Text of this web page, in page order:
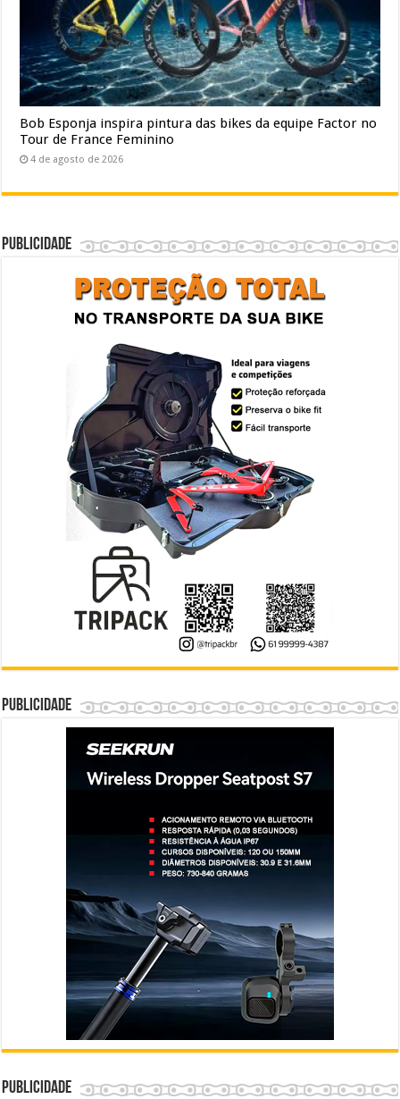
Bob Esponja inspira pintura das bikes da equipe Factor no
Tour de France Feminino
4 de agosto de 2026
Publicidade
Publicidade
Publicidade